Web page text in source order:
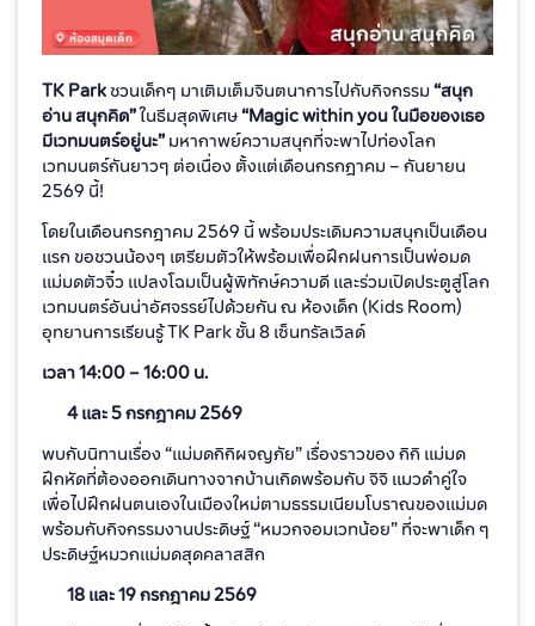
TK Parkชวนเด็กๆ มาเติมเต็มจินตนาการไปกับกิจกรรม“สนุก
อ่าน สนุกคิด”ในธีมสุดพิเศษ“Magic within you ในมือของเธอ
มีเวทมนตร์อยู่นะ”มหากาพย์ความสนุกที่จะพาไปท่องโลก
เวทมนตร์กันยาวๆ ต่อเนื่อง ตั้งแต่เดือนกรกฎาคม – กันยายน
2569 นี้!
โดยในเดือนกรกฎาคม 2569 นี้ พร้อมประเดิมความสนุกเป็นเดือน
แรก ขอชวนน้องๆ เตรียมตัวให้พร้อมเพื่อฝึกฝนการเป็นพ่อมด
แม่มดตัวจิ๋ว แปลงโฉมเป็นผู้พิทักษ์ความดี และร่วมเปิดประตูสู่โลก
เวทมนตร์อันน่าอัศจรรย์ไปด้วยกัน ณ ห้องเด็ก (Kids Room)
อุทยานการเรียนรู้ TK Park ชั้น 8 เซ็นทรัลเวิลด์
เวลา 14:00 – 16:00 น.
4 และ 5 กรกฎาคม 2569
พบกับนิทานเรื่อง “แม่มดกิกิผจญภัย” เรื่องราวของ กิกิ แม่มด
ฝึกหัดที่ต้องออกเดินทางจากบ้านเกิดพร้อมกับ จิจิ แมวดำคู่ใจ
เพื่อไปฝึกฝนตนเองในเมืองใหม่ตามธรรมเนียมโบราณของแม่มด
พร้อมกับกิจกรรมงานประดิษฐ์ “หมวกจอมเวทน้อย” ที่จะพาเด็ก ๆ
ประดิษฐ์หมวกแม่มดสุดคลาสสิก
18 และ 19 กรกฎาคม 2569